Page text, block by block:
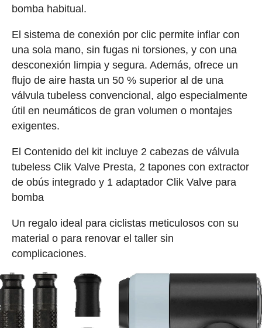
bomba habitual.
El sistema de conexión por clic permite inflar con
una sola mano, sin fugas ni torsiones, y con una
desconexión limpia y segura. Además, ofrece un
flujo de aire hasta un 50 % superior al de una
válvula tubeless convencional, algo especialmente
útil en neumáticos de gran volumen o montajes
exigentes.
El Contenido del kit incluye 2 cabezas de válvula
tubeless Clik Valve Presta, 2 tapones con extractor
de obús integrado y 1 adaptador Clik Valve para
bomba
Un regalo ideal para ciclistas meticulosos con su
material o para renovar el taller sin
complicaciones.